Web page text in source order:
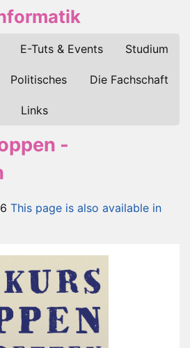
E-Tuts & Events Studium
Politisches Die Fachschaft
Links
-
This page is also available in